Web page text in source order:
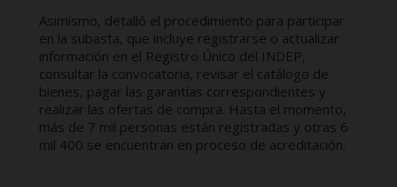
Asimismo, detalló el procedimiento para participar
en la subasta, que incluye registrarse o actualizar
información en el Registro Único del INDEP,
consultar la convocatoria, revisar el catálogo de
bienes, pagar las garantías correspondientes y
realizar las ofertas de compra. Hasta el momento,
más de 7 mil personas están registradas y otras 6
mil 400 se encuentran en proceso de acreditación.